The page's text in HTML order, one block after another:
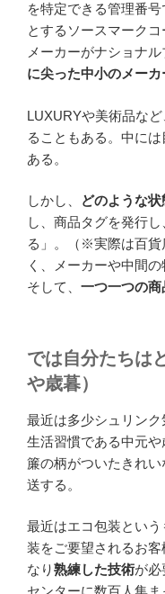
を特定できる管理番
とするソースマークコ
メーカーがナショナル
に尖った中小のメーカ
LUXURYや美術品な
ることもある。中に
ある。
しかし、 どのような
し、商品タグを発行
る」。（※実際は百貨
く、メーカーや中間
そして、 一つ一つの商
では自分たちは
や歳暮）
最近は多少シュリン
生活習慣である中元
簾の柄がついたきれ
送する。
最近はエコ包装とい
装をご要望されるお
なり熟練した技術が